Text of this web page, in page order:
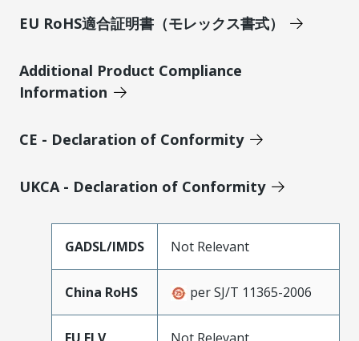
EU RoHS適合証明書（モレックス書式）
Additional Product Compliance
Information
CE - Declaration of Conformity
UKCA - Declaration of Conformity
GADSL/IMDS Not Relevant
China RoHS per SJ/T 11365-2006